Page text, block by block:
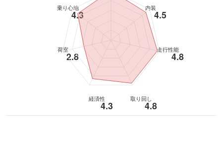
内装
4.5
走行性能
4.8
取り回し
4.8
経済性
4.3
荷室
2.8
乗り心地
4.3